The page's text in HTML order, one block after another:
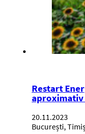
Restart
aproximativ
20.11.2023
București,